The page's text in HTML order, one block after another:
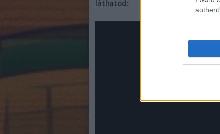
láthatod: